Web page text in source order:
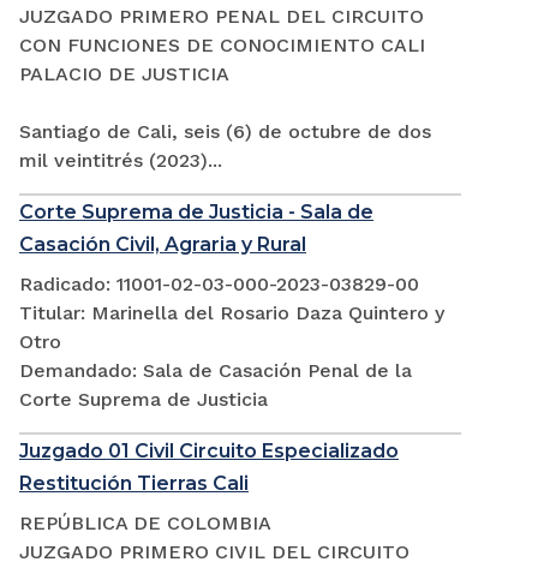
JUZGADO PRIMERO PENAL DEL CIRCUITO
CON FUNCIONES DE CONOCIMIENTO CALI
PALACIO DE JUSTICIA
Santiago de Cali, seis (6) de octubre de dos
mil veintitrés (2023)...
Corte Suprema de Justicia - Sala de
Casación Civil, Agraria y Rural
Radicado: 11001-02-03-000-2023-03829-00
Titular: Marinella del Rosario Daza Quintero y
Otro
Demandado: Sala de Casación Penal de la
Corte Suprema de Justicia
Juzgado 01 Civil Circuito Especializado
Restitución Tierras Cali
REPÚBLICA DE COLOMBIA
JUZGADO PRIMERO CIVIL DEL CIRCUITO